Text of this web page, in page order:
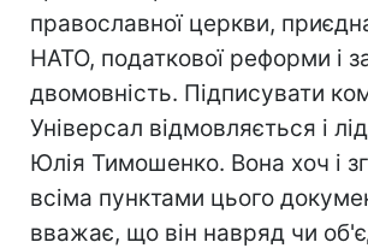
православної церкви,
НАТО, податкової реформи і
двомовність. Підписувати
Універсал відмовляється і
Юлія Тимошенко. Вона хоч і
всіма пунктами цього
вважає, що він навряд чи